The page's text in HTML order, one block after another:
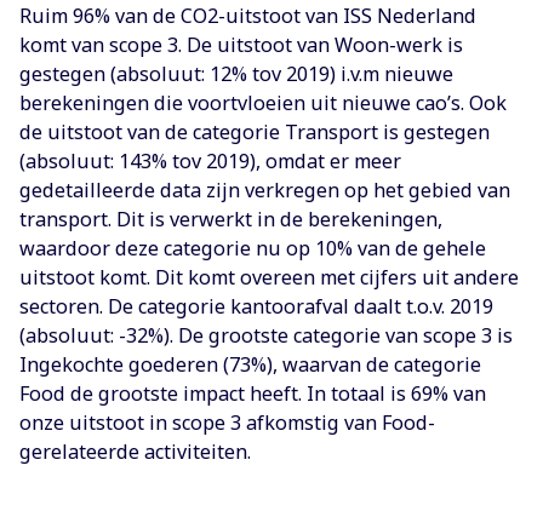
Ruim 96% van de CO2-uitstoot van ISS Nederland
komt van scope 3. De uitstoot van Woon-werk is
gestegen (absoluut: 12% tov 2019) i.v.m nieuwe
berekeningen die voortvloeien uit nieuwe cao’s. Ook
de uitstoot van de categorie Transport is gestegen
(absoluut: 143% tov 2019), omdat er meer
gedetailleerde data zijn verkregen op het gebied van
transport. Dit is verwerkt in de berekeningen,
waardoor deze categorie nu op 10% van de gehele
uitstoot komt. Dit komt overeen met cijfers uit andere
sectoren. De categorie kantoorafval daalt t.o.v. 2019
(absoluut: -32%). De grootste categorie van scope 3 is
Ingekochte goederen (73%), waarvan de categorie
Food de grootste impact heeft. In totaal is 69% van
onze uitstoot in scope 3 afkomstig van Food-
gerelateerde activiteiten.